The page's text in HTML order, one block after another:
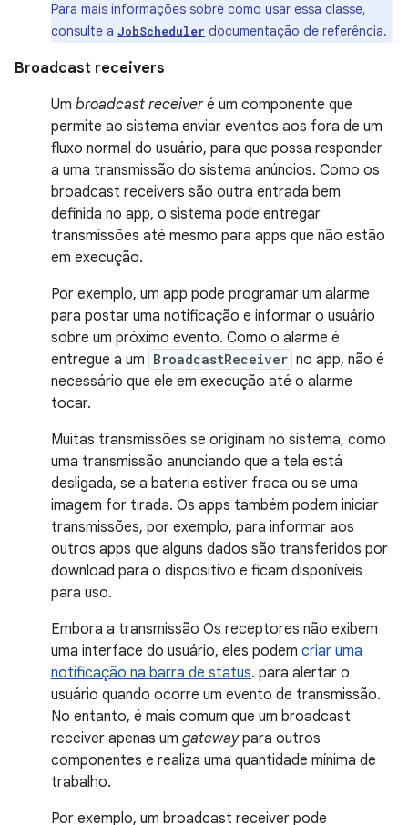
Para mais informações sobre como usar essa classe,
consulte a JobScheduler documentação de referência.
Broadcast receivers
Um broadcast receiveré um componente que
permite ao sistema enviar eventos aos fora de um
fluxo normal do usuário, para que possa responder
a uma transmissão do sistema anúncios. Como os
broadcast receivers são outra entrada bem
definida no app, o sistema pode entregar
transmissões até mesmo para apps que não estão
em execução.
Por exemplo, um app pode programar um alarme
para postar uma notificação e informar o usuário
sobre um próximo evento. Como o alarme é
entregue a um BroadcastReceiver no app, não é
necessário que ele em execução até o alarme
tocar.
Muitas transmissões se originam no sistema, como
uma transmissão anunciando que a tela está
desligada, se a bateria estiver fraca ou se uma
imagem for tirada. Os apps também podem iniciar
transmissões, por exemplo, para informar aos
outros apps que alguns dados são transferidos por
download para o dispositivo e ficam disponíveis
para uso.
Embora a transmissão Os receptores não exibem
uma interface do usuário, eles podem criar uma
notificação na barra de status. para alertar o
usuário quando ocorre um evento de transmissão.
No entanto, é mais comum que um broadcast
receiver apenas um gatewaypara outros
componentes e realiza uma quantidade mínima de
trabalho.
Por exemplo, um broadcast receiver pode